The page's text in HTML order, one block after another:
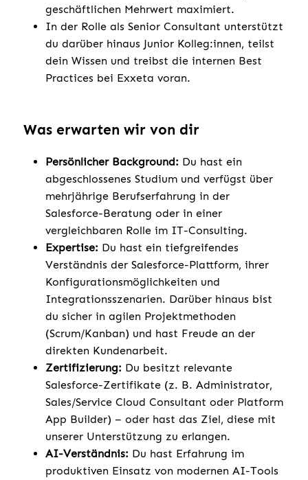
geschäftlichen Mehrwert maximiert.
In der Rolle als Senior Consultant unterstützt
du darüber hinaus Junior Kolleg:innen, teilst
dein Wissen und treibst die internen Best
Practices bei Exxeta voran.
Was erwarten wir von dir
Persönlicher Background: Du hast ein
abgeschlossenes Studium und verfügst über
mehrjährige Berufserfahrung in der
Salesforce-Beratung oder in einer
vergleichbaren Rolle im IT-Consulting.
Expertise: Du hast ein tiefgreifendes
Verständnis der Salesforce-Plattform, ihrer
Konfigurationsmöglichkeiten und
Integrationsszenarien. Darüber hinaus bist
du sicher in agilen Projektmethoden
(Scrum/Kanban) und hast Freude an der
direkten Kundenarbeit.
Zertifizierung: Du besitzt relevante
Salesforce-Zertifikate (z. B. Administrator,
Sales/Service Cloud Consultant oder Platform
App Builder) – oder hast das Ziel, diese mit
unserer Unterstützung zu erlangen.
AI-Verständnis: Du hast Erfahrung im
produktiven Einsatz von modernen AI-Tools